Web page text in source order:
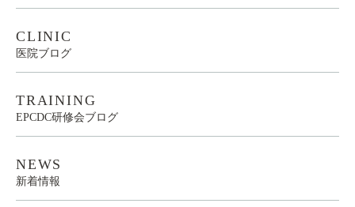
CLINIC
医院ブログ
TRAINING
EPCDC研修会ブログ
NEWS
新着情報